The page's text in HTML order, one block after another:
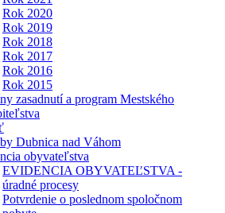
Rok 2020
Rok 2019
Rok 2018
Rok 2017
Rok 2016
Rok 2015
zasadnutí a program Mestského
Dubnica nad Váhom
obyvateľstva
EVIDENCIA OBYVATEĽSTVA -
úradné procesy
Potvrdenie o poslednom spoločnom